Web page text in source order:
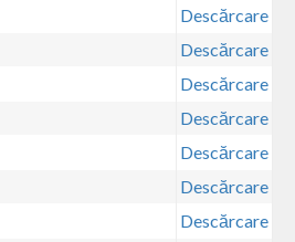
Descărcare
Descărcare
Descărcare
Descărcare
Descărcare
Descărcare
Descărcare